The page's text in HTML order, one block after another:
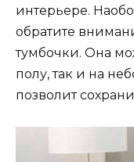
интерьере.
обратите
тумбочки. Она
полу, так и на
позволит